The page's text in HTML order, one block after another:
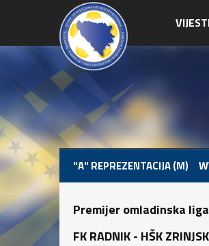
"A" REPREZENTACIJA (M)
Premijer omladinska
FK RADNIK - HŠK